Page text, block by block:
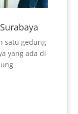
satu gedung
yang ada di